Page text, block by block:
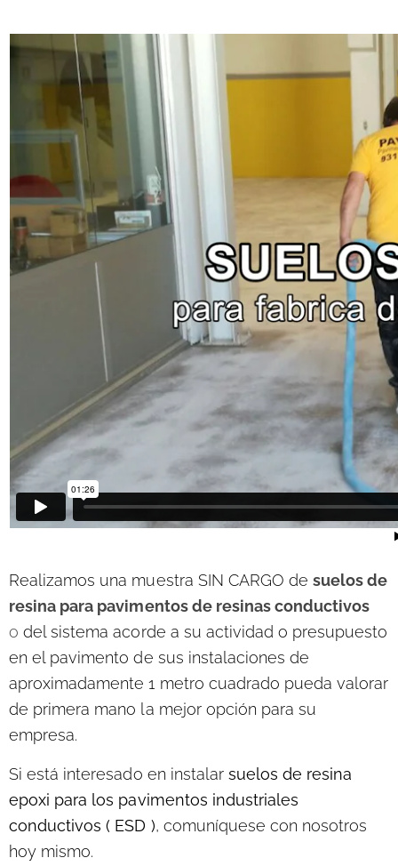
Realizamos una muestra SIN CARGO desuelos de
resina para pavimentos de resinas conductivos
odel sistema acorde a su actividad o presupuesto
en el pavimento de sus instalaciones de
aproximadamente 1 metro cuadrado pueda valorar
de primera mano la mejor opción para su
empresa.
Si está interesado en instalar suelos de resina
epoxi para los pavimentos industriales
conductivos ( ESD ), comuníquese con nosotros
hoy mismo.